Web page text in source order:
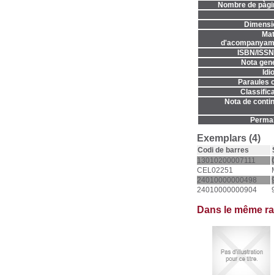
Nombre de
ISBN/
Nota
Paraules
Nota de
Exemplars (4)
Codi de barres
13010200007111
CEL02251
24010000000498
24010000000904
Dans le même